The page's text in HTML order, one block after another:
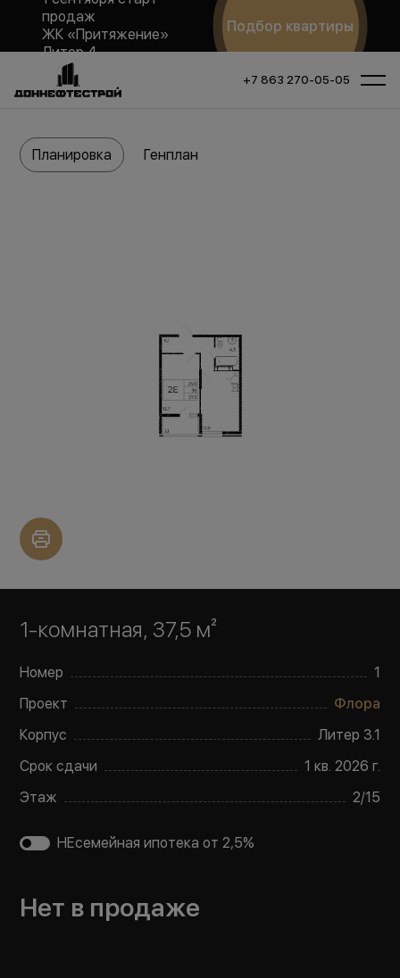
продаж
ЖК «Притяжение»
Литер 4
Подбор квартиры
+7 863 270-05-05
1-комнатная, 37,5 м²
Номер
1
Проект
Флора
Корпус
Литер 3.1
Срок сдачи
1 кв. 2026 г.
Этаж
2/15
НЕсемейная ипотека от 2,5%
Нет в продаже
Планировка Генплан